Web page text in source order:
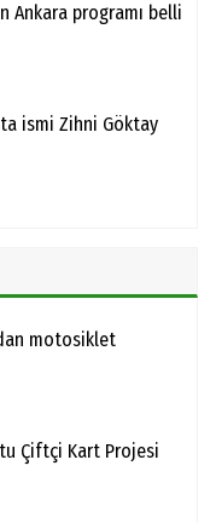
Ankara programı belli
ismi Zihni Göktay
motosiklet
Çiftçi Kart Projesi